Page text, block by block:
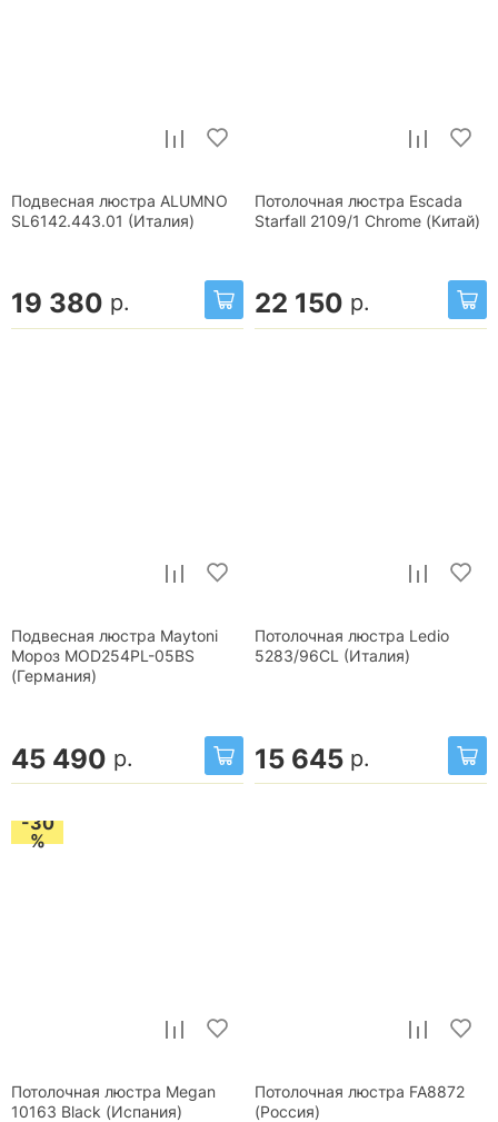
Подвесная люстра ALUMNO
SL6142.443.01 (Италия)
19 380 р.
Потолочная люстра Escada
Starfall 2109/1 Chrome (Китай)
22 150 р.
Подвесная люстра Maytoni
Мороз MOD254PL-05BS
(Германия)
45 490 р.
Потолочная люстра Ledio
5283/96CL (Италия)
15 645 р.
-30
%
Потолочная люстра Megan
10163 Black (Испания)
Потолочная люстра FA8872
(Россия)